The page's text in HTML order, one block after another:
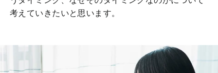
考えていきたいと思います。